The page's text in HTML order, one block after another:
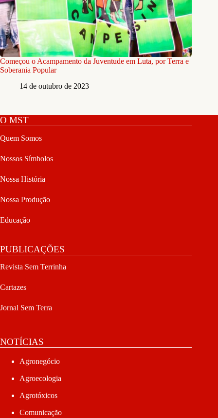
Começou o Acampamento da Juventude em Luta, por Terra e
Soberania Popular
14 de outubro de 2023
O MST
Quem Somos
Nossos Símbolos
Nossa História
Nossa Produção
Educação
PUBLICAÇÕES
Revista Sem Terrinha
Cartazes
Jornal Sem Terra
NOTÍCIAS
Agronegócio
Agroecologia
Agrotóxicos
Comunicação